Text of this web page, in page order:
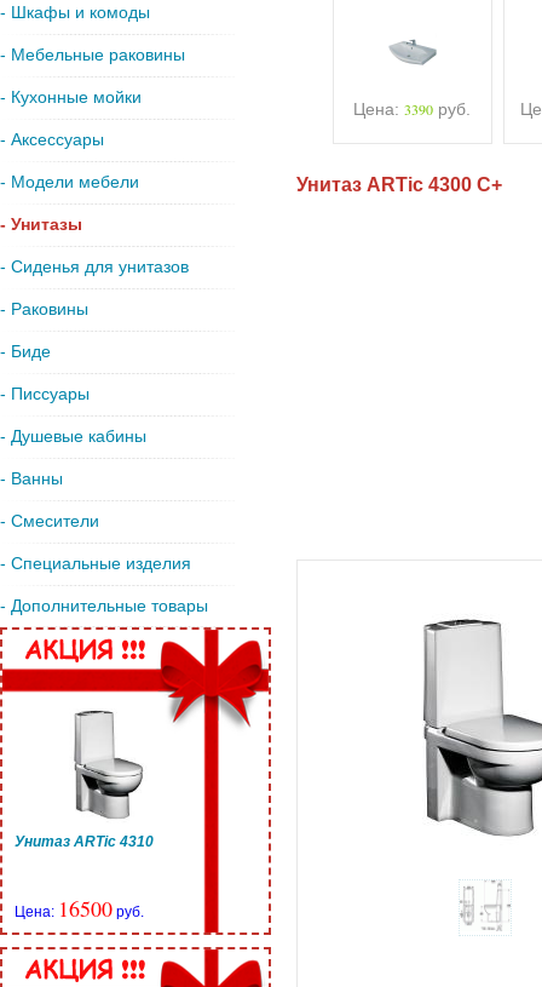
- Шкафы и комоды
- Мебельные раковины
- Кухонные мойки
- Аксессуары
- Модели мебели
- Унитазы
- Сиденья для унитазов
- Раковины
- Биде
- Писсуары
- Душевые кабины
- Ванны
- Смесители
- Специальные изделия
- Дополнительные товары
Унитаз ARTic 4310
Цена: 16500 руб.
Цена: 3390 руб.
Унитаз ARTic 4300 С+